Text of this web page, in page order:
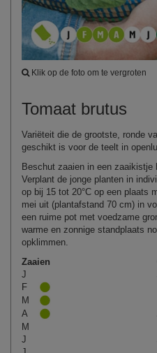
Klik op de foto om te vergroten
Tomaat brutus
Variëteit die de grootste, ronde
geschikt is voor de teelt in
Beschut zaaien in een zaaikistje
Verplant de jonge planten in
op bij 15 tot 20°C op een plaats
mei uit (plantafstand 70 cm) in
een ruime pot met voedzame
warme en zonnige standplaats
opklimmen.
Zaaien
J
F
M
A
M
J